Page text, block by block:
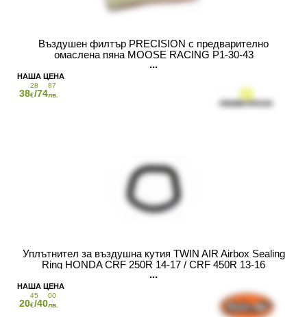
Въздушен филтър PRECISION с предварително
омаслена пяна MOOSE RACING P1-30-43
38
28
€/74
87
лв.
Уплътнител за въздушна кутия TWIN AIR Airbox Sealing
Ring HONDA CRF 250R 14-17 / CRF 450R 13-16
20
45
€/40
00
лв.